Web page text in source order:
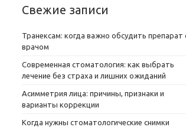
Свежие записи
Транексам: когда важно обсудить препарат
врачом
Современная стоматология: как выбрать
лечение без страха и лишних ожиданий
Асимметрия лица: причины, признаки и
варианты коррекции
Когда нужны стоматологические снимки